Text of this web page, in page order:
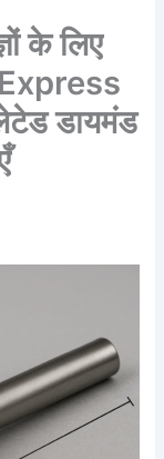
के लिए
डायमंड